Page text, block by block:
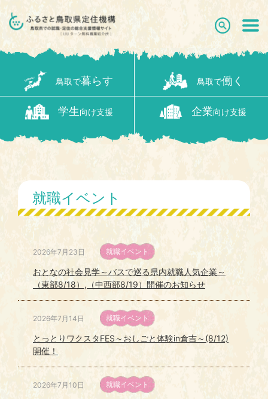
鳥取で暮らす 鳥取で働く
学生 向け支援 企業向け支援
就職イベント
2026年7月23日 就職イベント
おとなの社会見学～バスで巡る県内就職人気企業～
（東部8/18）,（中西部8/19）開催のお知らせ
2026年7月14日 就職イベント
とっとりワクスタFES～おしごと体験in倉吉～(8/12)
開催！
2026年7月10日 就職イベント